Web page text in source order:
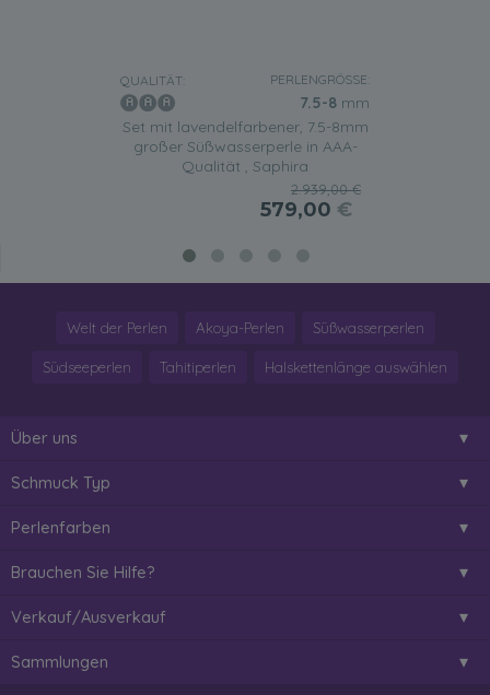
QUALITÄT: PERLENGRÖSSE:
7.5-8 mm
Set mit lavendelfarbener, 7.5-8mm
großer Süßwasserperle in AAA-
Qualität , Saphira
2.939,00 €
579,00 €
Welt der Perlen Akoya-Perlen Süßwasserperlen
Südseeperlen Tahitiperlen Halskettenlänge auswählen
Über uns
Schmuck Typ
Perlenfarben
Brauchen Sie Hilfe?
Verkauf/Ausverkauf
Sammlungen